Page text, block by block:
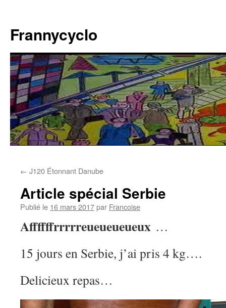
contenu
Frannycyclo
← J120 Étonnant Danube
Article spécial Serbie
Publié le 16 mars 2017par Francoise
Affffffrrrrreueueueueux …
15 jours en Serbie, j’ai pris 4 kg….
Delicieux repas…